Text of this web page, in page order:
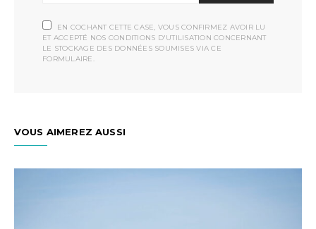
EN COCHANT CETTE CASE, VOUS CONFIRMEZ AVOIR LU
ET ACCEPTÉ NOS CONDITIONS D'UTILISATION CONCERNANT
LE STOCKAGE DES DONNÉES SOUMISES VIA CE
FORMULAIRE.
VOUS AIMEREZ AUSSI